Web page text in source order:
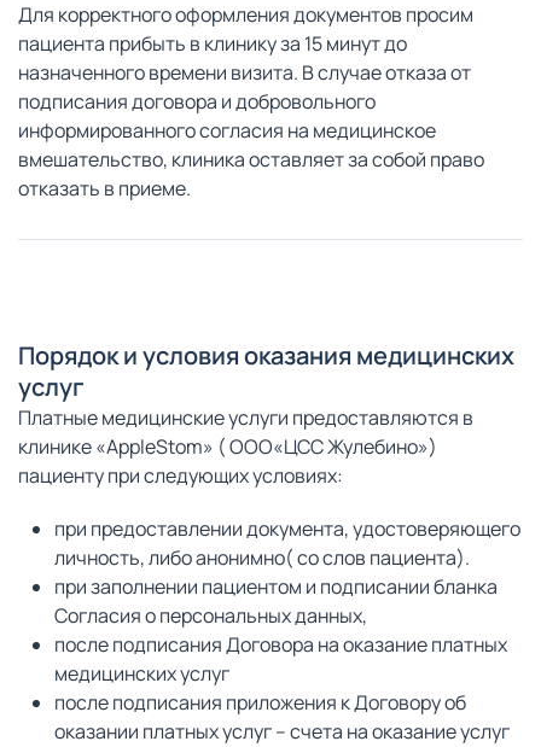
Для корректного оформления документов просим
пациента прибыть в клинику за 15 минут до
назначенного времени визита. В случае отказа от
подписания договора и добровольного
информированного согласия на медицинское
вмешательство, клиника оставляет за собой право
отказать в приеме.
Порядок и условия оказания медицинских
услуг
Платные медицинские услуги предоставляются в
клинике «AppleStom» ( OOO«ЦСС Жулебино»)
пациенту при следующих условиях:
при предоставлении документа, удостоверяющего
личность, либо анонимно( со слов пациента).
при заполнении пациентом и подписании бланка
Согласия о персональных данных,
после подписания Договора на оказание платных
медицинских услуг
после подписания приложения к Договору об
оказании платных услуг – счета на оказание услуг